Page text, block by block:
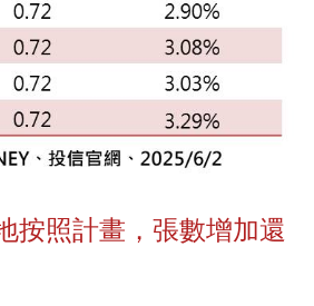
按照計畫，張數增加還